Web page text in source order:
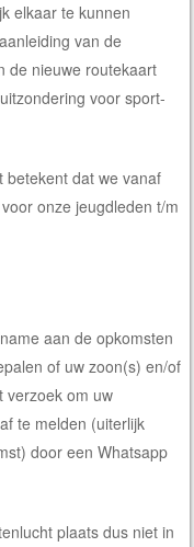
elkaar te kunnen
van de
de nieuwe routekaart
voor sport-
betekent dat we vanaf
onze jeugdleden t/m
aan de opkomsten
of uw zoon(s) en/of
verzoek om uw
te melden (uiterlijk
door een Whatsapp
plaats dus niet in